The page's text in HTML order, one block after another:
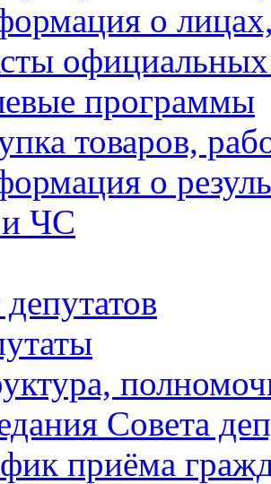
о
программы
товаров,
о
ЧС
Совета
приёма